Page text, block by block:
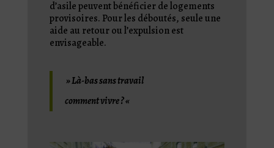
d’asile peuvent bénéficier de logements
provisoires. Pour les déboutés, seule une
aide au retour ou l’expulsion est
envisageable.
»Là-bas sans travail
comment vivre ?«